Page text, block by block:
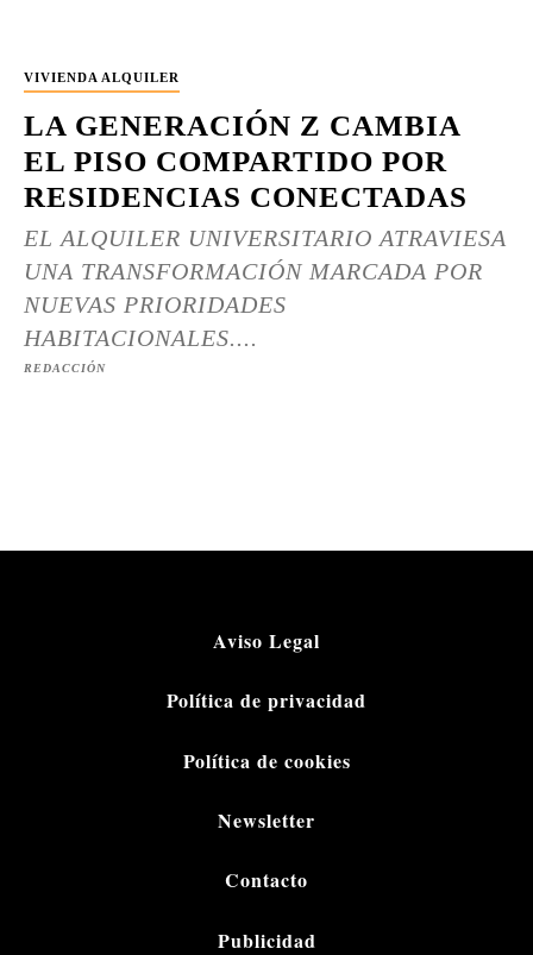
VIVIENDA ALQUILER
LA GENERACIÓN Z CAMBIA
EL PISO COMPARTIDO POR
RESIDENCIAS CONECTADAS
EL ALQUILER UNIVERSITARIO ATRAVIESA
UNA TRANSFORMACIÓN MARCADA POR
NUEVAS PRIORIDADES
HABITACIONALES....
REDACCIÓN
Aviso Legal
Política de privacidad
Política de cookies
Newsletter
Contacto
Publicidad